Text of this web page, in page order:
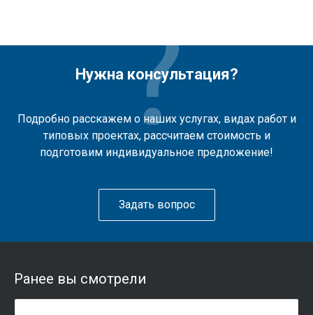
Нужна консультация?
Подробно расскажем о наших услугах, видах работ и
типовых проектах, рассчитаем стоимость и
подготовим индивидуальное предложение!
Задать вопрос
Ранее вы смотрели